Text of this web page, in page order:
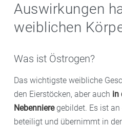
Auswirkungen
weiblichen
Was ist Östrogen?
Das wichtigste weibliche
den Eierstöcken, aber auch in
Nebennieregebildet. Es ist an
beteiligt und übernimmt in